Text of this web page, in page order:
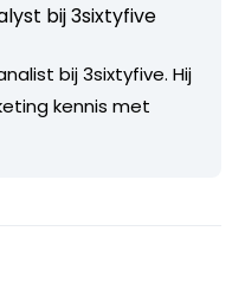
bij3sixtyfive
bij 3sixtyfive. Hij
kennis met